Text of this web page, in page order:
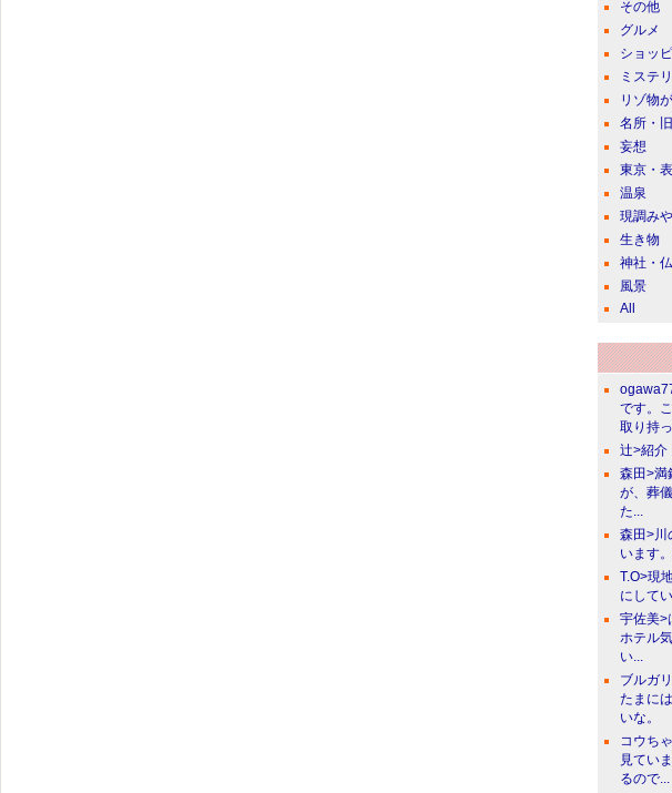
その他
グルメ
ショッ
ミステ
リゾ物
名所・
妄想
東京・
温泉
現調み
生き物
神社・
風景
All
です。
取り持
辻>紹介
森田>満
が、葬
た...
森田>川
います
T.O>現
にして
宇佐美>
ホテル
い...
ブルガ
たまに
いな。
コウち
見てい
るので...